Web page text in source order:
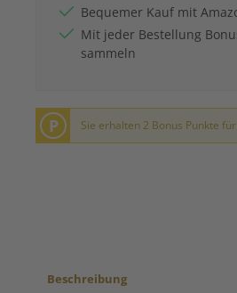
Bequemer Kauf mit
Mit jeder Bestellung
sammeln
P Sie erhalten 2 Bonus Punkte
Beschreibung